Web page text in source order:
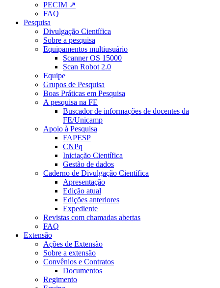
PECIM ↗
FAQ
Pesquisa
Divulgação Científica
Sobre a pesquisa
Equipamentos multiusuário
Scanner OS 15000
Scan Robot 2.0
Equipe
Grupos de Pesquisa
Boas Práticas em Pesquisa
A pesquisa na FE
Buscador de informações de docentes da
FE/Unicamp
Apoio à Pesquisa
FAPESP
CNPq
Iniciação Científica
Gestão de dados
Caderno de Divulgação Científica
Apresentação
Edição atual
Edições anteriores
Expediente
Revistas com chamadas abertas
FAQ
Extensão
Ações de Extensão
Sobre a extensão
Convênios e Contratos
Documentos
Regimento